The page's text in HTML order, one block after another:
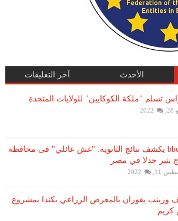
الأحدث آخر التعليقات
تسلم "ملكة الكوكايين" للولايات المتحدة
موقعbbc يكشف نتائج الثانوية: "غش عائلي" فى محافظة
يثير جدلا في مصر
11, 2022
وزينب يفوزان بالمعرض الزراعي بكندا بمشروع
كريم